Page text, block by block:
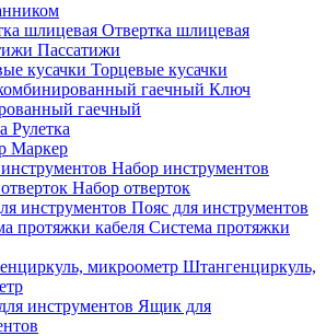
Отвертка шлицевая
Пассатижи
Торцевые кусачки
Ключ
гаечный
Рулетка
Маркер
Набор инструментов
Набор отверток
Пояс для инструментов
Система протяжки
Штангенциркуль,
Ящик для